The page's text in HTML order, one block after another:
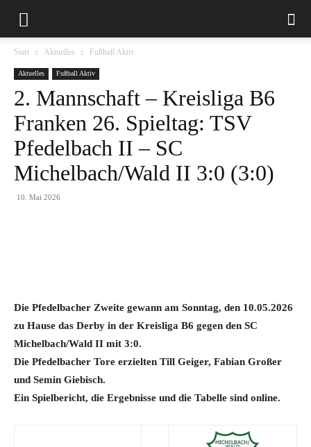
Start Aktuelles Fußball Aktiv
Aktuelles Fußball Aktiv
2. Mannschaft – Kreisliga B6
Franken 26. Spieltag: TSV
Pfedelbach II – SC
Michelbach/Wald II 3:0 (3:0)
10. Mai 2026
Die Pfedelbacher Zweite gewann am Sonntag, den 10.05.2026
zu Hause das Derby in der Kreisliga B6 gegen den SC
Michelbach/Wald II mit 3:0.
Die Pfedelbacher Tore erzielten Till Geiger, Fabian Großer
und Semin Giebisch.
Ein Spielbericht, die Ergebnisse und die Tabelle sind online.